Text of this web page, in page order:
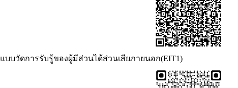
แบบวัดการรับรู้ของผู้มีส่วนได้ส่วนเสียภายนอก(EIT1)